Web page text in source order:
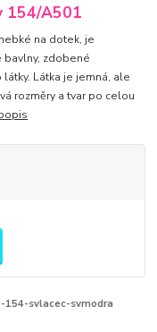
154/A501
na dotek, je
bavlny, zdobené
Látka je jemná, ale
rozměry a tvar po celou
154-svlacec-svmodra